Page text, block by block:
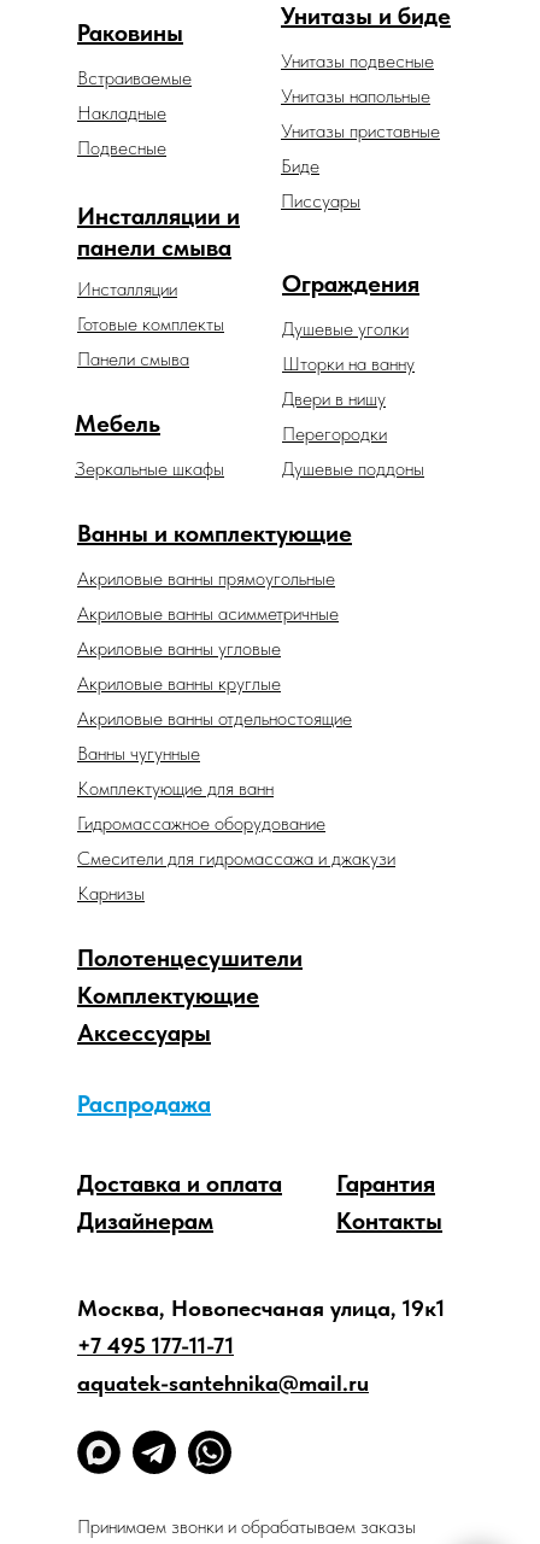
Унитазы и биде
Унитазы подвесные
Унитазы напольные
Унитазы приставные
Раковины
Встраиваемые
Накладные
Подвесные
Ванны и комплектующие
Акриловые ванны прямоугольные
Зеркальные шкафы
Мебель
Ограждения
Душевые уголки
Шторки на ванну
Двери в нишу
Перегородки
Аксессуары
Распродажа
Комплектующие
Дизайнерам
Доставка и оплата
Гарантия
Контакты
Биде
Душевые поддоны
Акриловые ванны отдельностоящие
Акриловые ванны асимметричные
Акриловые ванны угловые
Акриловые ванны круглые
Ванны чугунные
Комплектующие для ванн
Гидромассажное оборудование
Смесители для гидромассажа и джакузи
Карнизы
Полотенцесушители
Инсталляции и
панели смыва
Инсталляции
Готовые комплекты
Панели смыва
Писсуары
Москва, Новопесчаная улица, 19к1
+7 495 177-11-71
aquatek-santehnika@mail.ru
Принимаем звонки и обрабатываем заказы